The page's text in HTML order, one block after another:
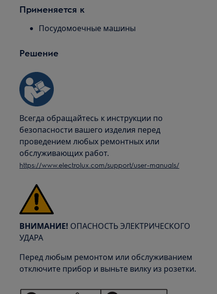
Применяется к
Посудомоечные машины
Решение
Всегда обращайтесь к инструкции по
безопасности вашего изделия перед
проведением любых ремонтных или
обслуживающих работ.
https://www.electrolux.com/support/user-manuals/
ВНИМАНИЕ! ОПАСНОСТЬ ЭЛЕКТРИЧЕСКОГО
УДАРА
Перед любым ремонтом или обслуживанием
отключите прибор и выньте вилку из розетки.